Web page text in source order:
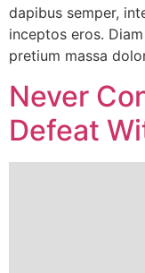
dapibus semper,
inceptos eros.
pretium massa
Never
Defeat